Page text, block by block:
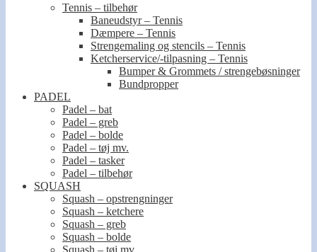
Tennis – tilbehør
Baneudstyr – Tennis
Dæmpere – Tennis
Strengemaling og stencils – Tennis
Ketcherservice/-tilpasning – Tennis
Bumper & Grommets / strengebøsninger
Bundpropper
PADEL
Padel – bat
Padel – greb
Padel – bolde
Padel – tøj mv.
Padel – tasker
Padel – tilbehør
SQUASH
Squash – opstrengninger
Squash – ketchere
Squash – greb
Squash – bolde
Squash – tøj mv.